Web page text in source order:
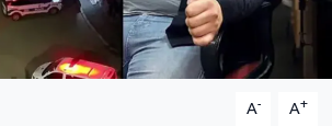
A- A+